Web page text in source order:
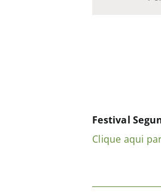
Festival
Clique aqui